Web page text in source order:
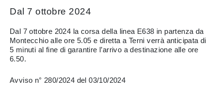
Dal 7 ottobre 2024
Dal 7 ottobre 2024 la corsa della linea E638 in partenza da
Montecchio alle ore 5.05 e diretta a Terni verrà anticipata di
5 minuti al fine di garantire l’arrivo a destinazione alle ore
6.50.
Avviso n° 280/2024 del 03/10/2024